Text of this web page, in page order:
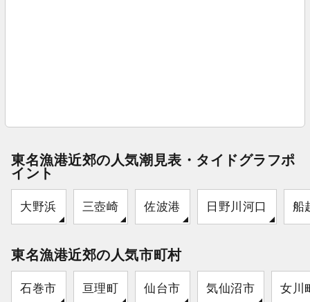
東名漁港近郊の人気潮見表・タイドグラフポ
イント
大野浜 三壺崎 佐波港 日野川河口 船
東名漁港近郊の人気市町村
石巻市 亘理町 仙台市 気仙沼市 女川